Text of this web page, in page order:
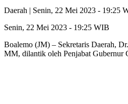
Daerah | Senin, 22 Mei 2023 - 19:25
Senin, 22 Mei 2023 - 19:25 WIB
Boalemo (JM) – Sekretaris Daerah,
MM, dilantik oleh Penjabat